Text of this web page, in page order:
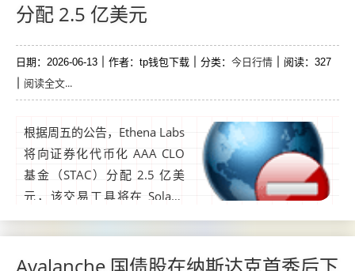
分配 2.5 亿美元
日期：2026-06-13 作者：tp钱包下载 分类： 今日行情 阅读：327
阅读全文...
根据周五的公告，Ethena Labs
将向证券化代币化 AAA CLO
基金（STAC）分配 2.5 亿美
元，该交易工具将在 Solana
上线。STAC是由Securitize与B
NY合作发行的代币化基金，B
NY作为基金基础资产的托管人